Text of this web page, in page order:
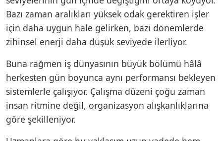
Bazı zaman aralıkları yüksek odak gerektiren işler
için daha uygun hale gelirken, bazı dönemlerde
zihinsel enerji daha düşük seviyede ilerliyor.
Buna rağmen iş dünyasının büyük bölümü hâlâ
herkesten gün boyunca aynı performansı bekleyen
sistemlerle çalışıyor. Çalışma düzeni çoğu zaman
insan ritmine değil, organizasyon alışkanlıklarına
göre şekilleniyor.